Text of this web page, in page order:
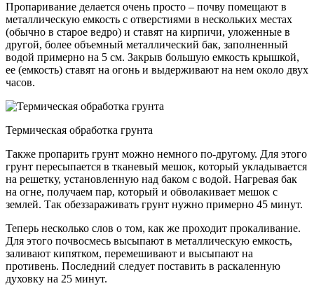
Пропаривание делается очень просто – почву помещают в
металлическую емкость с отверстиями в нескольких местах
(обычно в старое ведро) и ставят на кирпичи, уложенные в
другой, более объемный металлический бак, заполненный
водой примерно на 5 см. Закрыв большую емкость крышкой,
ее (емкость) ставят на огонь и выдерживают на нем около двух
часов.
Термическая обработка грунта
Также пропарить грунт можно немного по-другому. Для этого
грунт пересыпается в тканевый мешок, который укладывается
на решетку, установленную над баком с водой. Нагревая бак
на огне, получаем пар, который и обволакивает мешок с
землей. Так обеззараживать грунт нужно примерно 45 минут.
Теперь несколько слов о том, как же проходит прокаливание.
Для этого почвосмесь высыпают в металлическую емкость,
заливают кипятком, перемешивают и высыпают на
противень. Последний следует поставить в раскаленную
духовку на 25 минут.